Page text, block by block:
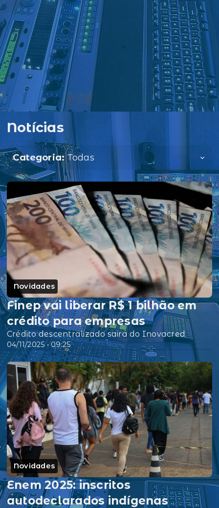
Notícias
Categoria: Todas
Novidades
04/11/2025 • 09:25
Finep vai liberar R$ 1 bilhão em
crédito para empresas
Crédito descentralizado sairá do Inovacred
Novidades
Enem 2025: inscritos
autodeclarados indígenas